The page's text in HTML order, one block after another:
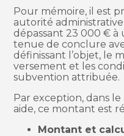
Pour mémoire, il est
autorité
dépassant 23 000 € à
tenue de conclure
définissant l’objet, le
versement et les
subvention attribuée.
Par exception, dans
aide, ce montant est
Montant et